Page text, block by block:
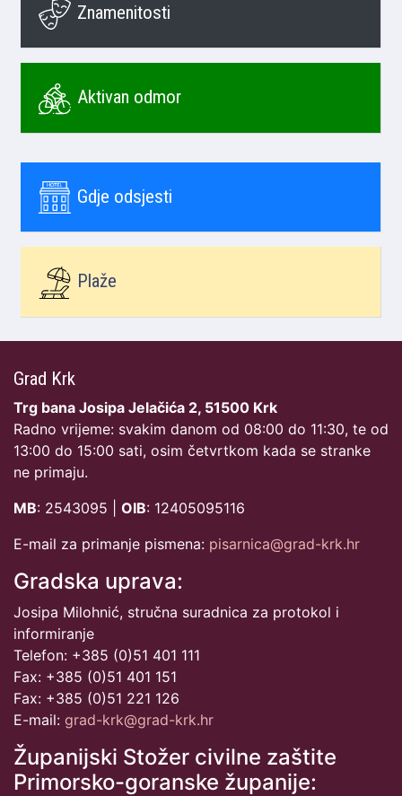
Znamenitosti
Aktivan odmor
Gdje odsjesti
Plaže
Grad Krk
Trg bana Josipa Jelačića 2, 51500 Krk
Radno vrijeme: svakim danom od 08:00 do 11:30, te od
13:00 do 15:00 sati, osim četvrtkom kada se stranke
ne primaju.
MB: 2543095 | OIB: 12405095116
E-mail za primanje pismena: pisarnica@grad-krk.hr
Gradska uprava:
Josipa Milohnić, stručna suradnica za protokol i
informiranje
Telefon: +385 (0)51 401 111
Fax: +385 (0)51 401 151
Fax: +385 (0)51 221 126
E-mail: grad-krk@grad-krk.hr
Županijski Stožer civilne zaštite
Primorsko-goranske županije: